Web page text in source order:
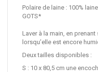
Polaire de laine : 100%
GOTS*
Laver à la main, en
lorsqu’elle est encore
Deux tailles disponibles :
S : 10 x 80,5 cm une